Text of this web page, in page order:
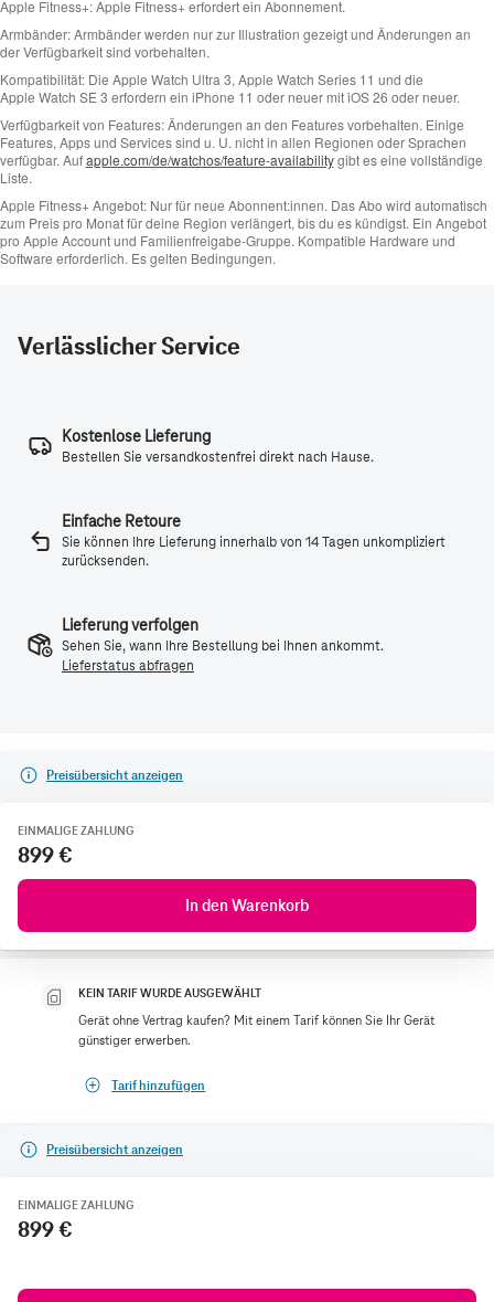
Verlässlicher Service
Kostenlose Lieferung
Bestellen Sie versandkostenfrei direkt nach Hause.
Einfache Retoure
Sie können Ihre Lieferung innerhalb von 14 Tagen unkompliziert
zurücksenden.
Lieferung verfolgen
Sehen Sie, wann Ihre Bestellung bei Ihnen ankommt.
Lieferstatus abfragen
Preisübersicht anzeigen
EINMALIGE ZAHLUNG
899 €
In den Warenkorb
KEIN TARIF WURDE AUSGEWÄHLT
Gerät ohne Vertrag kaufen? Mit einem Tarif können Sie Ihr Gerät
günstiger erwerben.
Tarif hinzufügen
Preisübersicht anzeigen
EINMALIGE ZAHLUNG
899 €